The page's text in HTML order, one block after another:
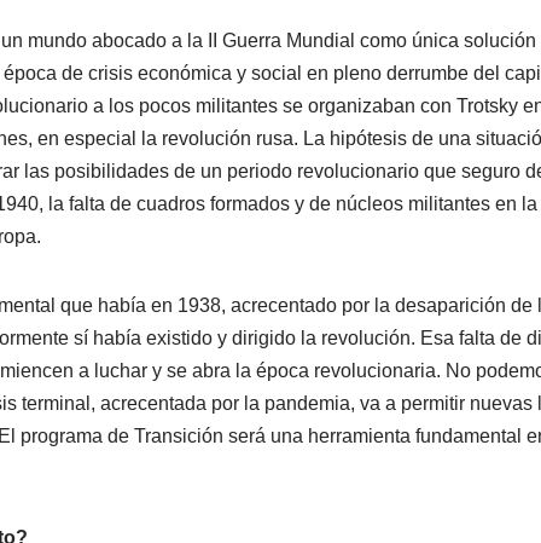
mundo abocado a la II Guerra Mundial como única
de crisis económica y social en pleno derrumbe del
a los pocos militantes se organizaban con Trotsky
en especial la revolución rusa. La hipótesis de una
las posibilidades de un periodo revolucionario que seguro
la falta de cuadros formados y de núcleos militantes en
que había en 1938, acrecentado por la desaparición
sí había existido y dirigido la revolución. Esa falta de
a luchar y se abra la época revolucionaria. No
terminal, acrecentada por la pandemia, va a permitir
programa de Transición será una herramienta fundamental